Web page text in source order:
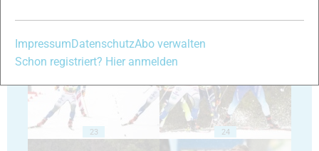
23 24
ImpressumDatenschutzAbo verwalten
Schon registriert? Hier anmelden